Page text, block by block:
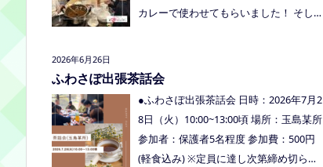
カレーで使わせてもらいました！ そし
土産分もいただき、ありがとうございま
く、ご家族でお話しできたのもよかった
2026年6月26日
ふわさぽ出張茶話会
●ふわさぽ出張茶話会 日時：2026年7月2
8日（火）10:00~13:00頃 場所：玉島某所
参加者：保護者5名程度 参加費：500円
(軽食込み) ※定員に達し次第締め切らせ